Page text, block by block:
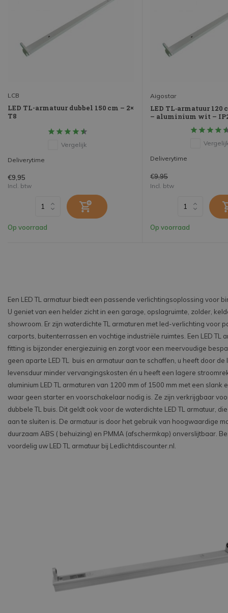
LCB
LED TL-armatuur dubbel 150 cm – 2×
T8
Vergelijk
Deliverytime
€9,95
Incl. btw
Op voorraad
Aigostar
LED TL‑armatuur 120
– aluminium wit –
Deliverytime
€9,95
Incl. btw
Op voorraad
Een LED TL armatuur biedt een passende verlichtingsoplossing voor
U geniet van een helder zicht in een garage, opslagruimte, zolder,
showroom. Er zijn waterdichte TL armaturen met led-verlichting voor
carports, buitenterrassen en vochtige industriële ruimtes. Een LED TL
fitting is bijzonder energiezuinig en zorgt voor een meervoudige
geen aparte LED TL buis en armatuur aan te schaffen, u heeft door de
levensduur minder vervangingskosten én u heeft een lagere
aluminium LED TL armaturen van 1200 mm of 1500 mm met een slank
waar geen starter en voorschakelaar nodig is. Ze zijn verkrijgbaar
dubbele TL buis. Dit geldt ook voor de waterdichte LED TL armatuur,
aan te sluiten is. De armatuur is door het gebruik van hoogwaardige
duurzaam ABS ( behuizing) en PMMA (afschermkap) onverslijtbaar.
voordelig uw LED TL armatuur bij Ledlichtdiscounter.nl.